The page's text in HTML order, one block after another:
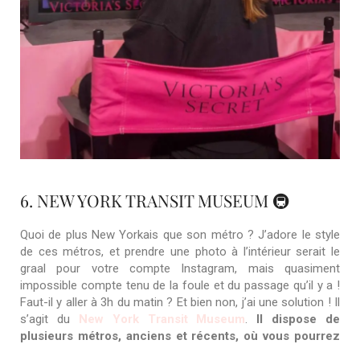
6. NEW YORK TRANSIT MUSEUM 🚇
Quoi de plus New Yorkais que son métro ? J’adore le style
de ces métros, et prendre une photo à l’intérieur serait le
graal pour votre compte Instagram, mais quasiment
impossible compte tenu de la foule et du passage qu’il y a !
Faut-il y aller à 3h du matin ? Et bien non, j’ai une solution ! Il
s’agit du New York Transit Museum. Il dispose de
plusieurs métros, anciens et récents, où vous pourrez